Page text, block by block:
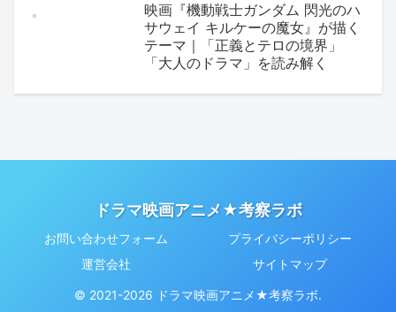
映画『機動戦士ガンダム 閃光のハ
サウェイ キルケーの魔女』が描く
テーマ｜「正義とテロの境界」
「大人のドラマ」を読み解く
ドラマ映画アニメ★考察ラボ
お問い合わせフォーム
プライバシーポリシー
運営会社
サイトマップ
© 2021-2026 ドラマ映画アニメ★考察ラボ.